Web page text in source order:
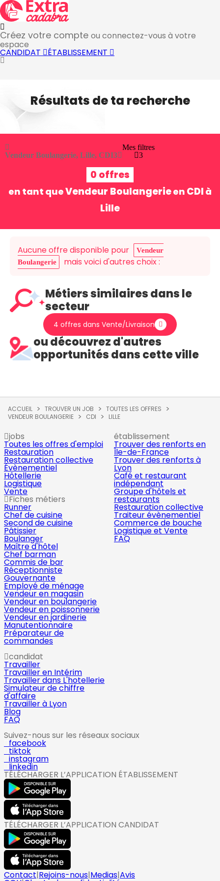
Créez votre compte ou connectez-vous à votre
espace
CANDIDAT ÉTABLISSEMENT
Résultats de ta recherche
Vendeur Boulangerie, Lille, CDI3
Mes filtres
3
0 offres
en tant queVendeur Boulangerieen CDI à
Lille
Aucune offre disponible pour
Vendeur
Boulangerie
mais voici d'autres choix :
Métiers similaires dans le
secteur
4 offres dans Vente/Livraison
ou découvrez d'autres
opportunités dans cette ville
ACCUEIL TROUVER UN JOB
TOUTES LES OFFRES
VENDEUR BOULANGERIE
CDI LILLE
jobs
Toutes les offres d'emploi
Restauration
Restauration collective
Évènementiel
Hôtellerie
Logistique
Vente
Fiches métiers
Runner
Chef de cuisine
Second de cuisine
Pâtissier
Boulanger
Maître d'hôtel
Chef barman
Commis de bar
Réceptionniste
Gouvernante
Employé de ménage
Vendeur en magasin
Vendeur en boulangerie
Vendeur en poissonnerie
Vendeur en jardinerie
Manutentionnaire
Préparateur de
commandes
établissement
Trouver des renforts en
Île-de-France
Trouver des renforts à
Lyon
Café et restaurant
indépendant
Groupe d'hôtels et
restaurants
Restauration collective
Traiteur évènementiel
Commerce de bouche
Logistique et Vente
FAQ
candidat
Travailler
Travailler en Intérim
Travailler dans L'hotellerie
Simulateur de chiffre
d'affaire
Travailler à Lyon
Blog
FAQ
Suivez-nous sur les réseaux sociaux
facebook
tiktok
instagram
linkedin
TÉLÉCHARGER L’APPLICATION ÉTABLISSEMENT
TÉLÉCHARGER L’APPLICATION CANDIDAT
Contact|Rejoins-nous|Medias|Avis